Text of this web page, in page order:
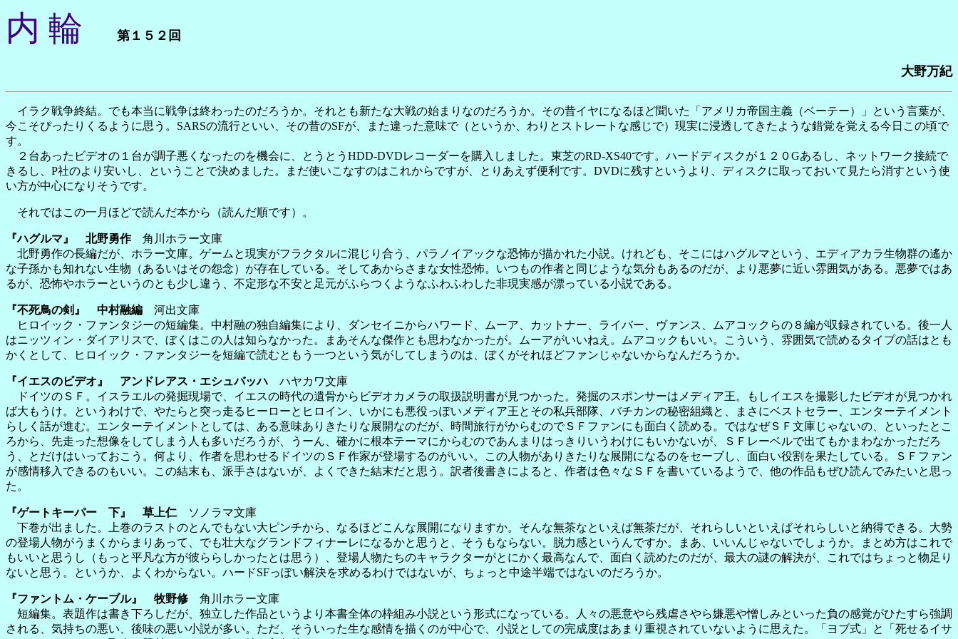
内 輪 第１５２回
大野万紀
イラク戦争終結。でも本当に戦争は終わったのだろうか。それとも新たな大戦の始まりなのだろうか。その昔イヤになるほど聞いた「アメリカ帝国主義（ベーテー）」という言葉が、
今こそぴったりくるように思う。SARSの流行といい、その昔のSFが、また違った意味で（というか、わりとストレートな感じで）現実に浸透してきたような錯覚を覚える今日この頃で
す。
２台あったビデオの１台が調子悪くなったのを機会に、とうとうHDD-DVDレコーダーを購入しました。東芝のRD-XS40です。ハードディスクが１２０Gあるし、ネットワーク接続で
きるし、P社のより安いし、ということで決めました。まだ使いこなすのはこれからですが、とりあえず便利です。DVDに残すというより、ディスクに取っておいて見たら消すという使
い方が中心になりそうです。
それではこの一月ほどで読んだ本から（読んだ順です）。
『ハグルマ』 北野勇作角川ホラー文庫
北野勇作の長編だが、ホラー文庫。ゲームと現実がフラクタルに混じり合う、パラノイアックな恐怖が描かれた小説。けれども、そこにはハグルマという、エディアカラ生物群の遙か
な子孫かも知れない生物（あるいはその怨念）が存在している。そしてあからさまな女性恐怖。いつもの作者と同じような気分もあるのだが、より悪夢に近い雰囲気がある。悪夢ではあ
るが、恐怖やホラーというのとも少し違う、不定形な不安と足元がふらつくようなふわふわした非現実感が漂っている小説である。
『不死鳥の剣』 中村融編 河出文庫
ヒロイック・ファンタジーの短編集。中村融の独自編集により、ダンセイニからハワード、ムーア、カットナー、ライバー、ヴァンス、ムアコックらの８編が収録されている。後一人
はニッツィン・ダイアリスで、ぼくはこの人は知らなかった。まあそんな傑作とも思わなかったが。ムーアがいいねえ。ムアコックもいい。こういう、雰囲気で読めるタイプの話はとも
かくとして、ヒロイック・ファンタジーを短編で読むともう一つという気がしてしまうのは、ぼくがそれほどファンじゃないからなんだろうか。
『イエスのビデオ』 アンドレアス・エシュバッハ ハヤカワ文庫
ドイツのＳＦ。イスラエルの発掘現場で、イエスの時代の遺骨からビデオカメラの取扱説明書が見つかった。発掘のスポンサーはメディア王。もしイエスを撮影したビデオが見つかれ
ば大もうけ。というわけで、やたらと突っ走るヒーローとヒロイン、いかにも悪役っぽいメディア王とその私兵部隊、バチカンの秘密組織と、まさにベストセラー、エンターテイメント
らしく話が進む。エンターテイメントとしては、ある意味ありきたりな展開なのだが、時間旅行がからむのでＳＦファンにも面白く読める。ではなぜＳＦ文庫じゃないの、といったとこ
ろから、先走った想像をしてしまう人も多いだろうが、うーん、確かに根本テーマにからむのであんまりはっきりいうわけにもいかないが、ＳＦレーベルで出てもかまわなかっただろ
う、とだけはいっておこう。何より、作者を思わせるドイツのＳＦ作家が登場するのがいい。この人物がありきたりな展開になるのをセーブし、面白い役割を果たしている。ＳＦファン
が感情移入できるのもいい。この結末も、派手さはないが、よくできた結末だと思う。訳者後書きによると、作者は色々なＳＦを書いているようで、他の作品もぜひ読んでみたいと思っ
た。
『ゲートキーパー 下』 草上仁 ソノラマ文庫
下巻が出ました。上巻のラストのとんでもない大ピンチから、なるほどこんな展開になりますか。そんな無茶なといえば無茶だが、それらしいといえばそれらしいと納得できる。大勢
の登場人物がうまくからまりあって、でも壮大なグランドフィナーレになるかと思うと、そうもならない。脱力感というんですか。まあ、いいんじゃないでしょうか。まとめ方はこれで
もいいと思うし（もっと平凡な方が彼ららしかったとは思う）、登場人物たちのキャラクターがとにかく最高なんで、面白く読めたのだが、最大の謎の解決が、これではちょっと物足り
ないと思う。というか、よくわからない。ハードSFっぽい解決を求めるわけではないが、ちょっと中途半端ではないのだろうか。
『ファントム・ケーブル』 牧野修 角川ホラー文庫
短編集。表題作は書き下ろしだが、独立した作品というより本書全体の枠組み小説という形式になっている。人々の悪意やら残虐さやら嫌悪や憎しみといった負の感覚がひたすら強調
される、気持ちの悪い、後味の悪い小説が多い。ただ、そういった生な感情を描くのが中心で、小説としての完成度はあまり重視されていないように思えた。「ヨブ式」と「死せるイサ